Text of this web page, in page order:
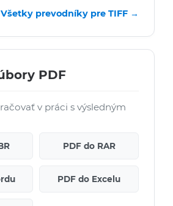
Všetky prevodníky pre TIFF →
PDF
v práci s výsledným
PDF do RAR
PDF do Excelu